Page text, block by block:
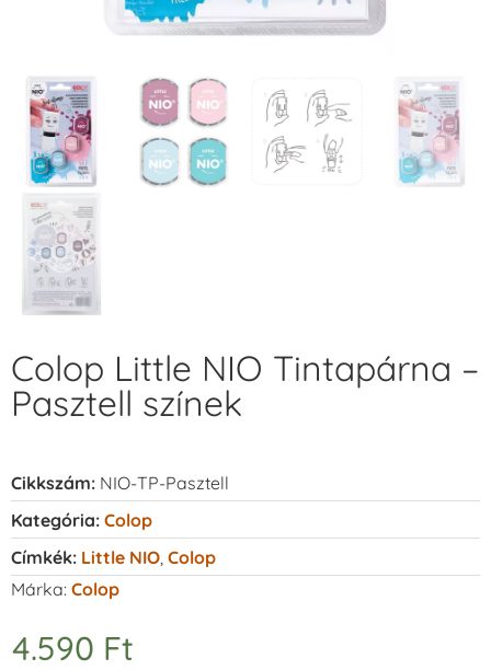
Colop Little NIO Tintapárna –
Pasztell színek
Cikkszám: NIO-TP-Pasztell
Kategória: Colop
Címkék: Little NIO Colop
Márka: Colop
4.590 Ft